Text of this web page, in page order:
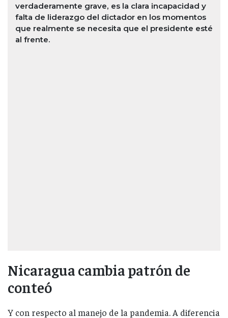
verdaderamente grave, es la clara incapacidad y
falta de liderazgo del dictador en los momentos
que realmente se necesita que el presidente esté
al frente.
Nicaragua cambia patrón de
conteó
Y con respecto al manejo de la pandemia. A diferencia